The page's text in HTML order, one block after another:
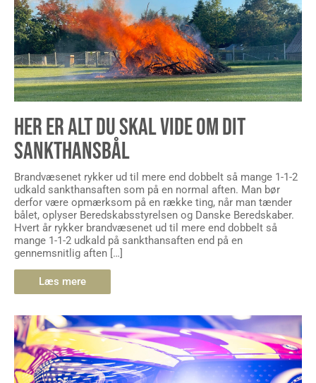
HER ER ALT DU SKAL VIDE OM DIT
SANKTHANSBÅL
Brandvæsenet rykker ud til mere end dobbelt så mange 1-1-2
udkald sankthansaften som på en normal aften. Man bør
derfor være opmærksom på en række ting, når man tænder
bålet, oplyser Beredskabsstyrelsen og Danske Beredskaber.
Hvert år rykker brandvæsenet ud til mere end dobbelt så
mange 1-1-2 udkald på sankthansaften end på en
gennemsnitlig aften […]
Læs mere